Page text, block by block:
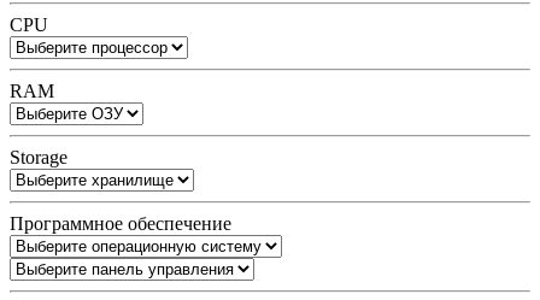
CPU
RAM
Storage
Программное обеспечение